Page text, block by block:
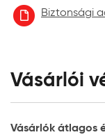
Biztonsági adatlap
Vásárlói
Vásárlók átlagos